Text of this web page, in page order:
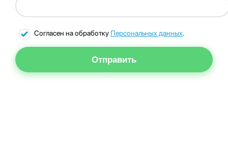
Согласен на обработку Персональных данных.
Отправить